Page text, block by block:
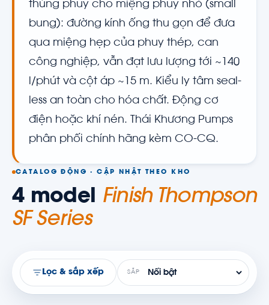
thùng phuy cho miệng phuy nhỏ (small
bung): đường kính ống thu gọn để đưa
qua miệng hẹp của phuy thép, can
công nghiệp, vẫn đạt lưu lượng tới ~140
l/phút và cột áp ~15 m. Kiểu ly tâm seal-
less an toàn cho hóa chất. Động cơ
điện hoặc khí nén. Thái Khương Pumps
phân phối chính hãng kèm CO-CQ.
CATALOG ĐỘNG · CẬP NHẬT THEO KHO
4 model Finish Thompson
SF Series
Lọc & sắp xếp SẮP